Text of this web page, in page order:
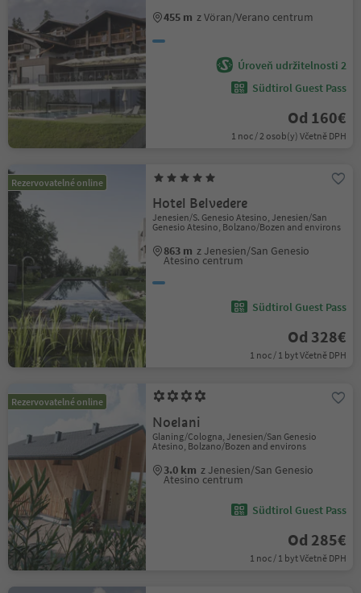
455 m z Vöran/Verano centrum
Úroveň udržitelnosti 2
Südtirol Guest Pass
Od 160€
1 noc / 2 osob(y) Včetně DPH
Rezervovatelné online
Hotel Belvedere
Jenesien/S. Genesio Atesino, Jenesien/San
Genesio Atesino, Bolzano/Bozen and environs
863 m z Jenesien/San Genesio
Atesino centrum
Südtirol Guest Pass
Od 328€
1 noc / 1 byt Včetně DPH
Rezervovatelné online
Noelani
Glaning/Cologna, Jenesien/San Genesio
Atesino, Bolzano/Bozen and environs
3.0 km z Jenesien/San Genesio
Atesino centrum
Südtirol Guest Pass
Od 285€
1 noc / 1 byt Včetně DPH